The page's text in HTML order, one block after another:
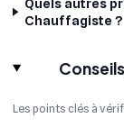
Quels autres
Chauffagiste ?
Les points clés à